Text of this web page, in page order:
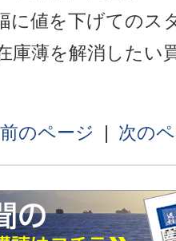
に値を下げてのス
庫薄を解消したい
のページ | 次の